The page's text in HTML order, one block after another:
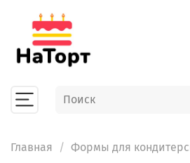
Главная Формы для